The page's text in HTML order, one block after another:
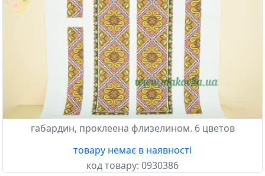
габардин, проклеена флизелином. 6 цветов
товару немає в наявності
код товару: 0930386